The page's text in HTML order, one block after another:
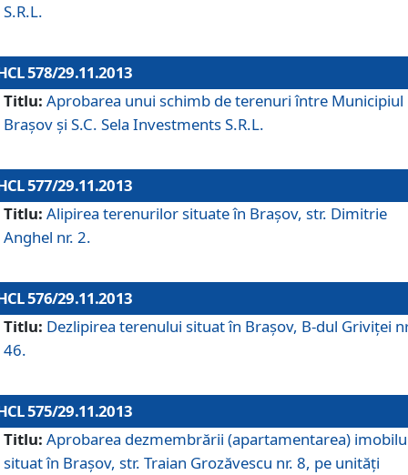
S.R.L.
578/29.11.2013
Titlu: Aprobarea unui schimb de terenuri între Municipiul
Braşov şi S.C. Sela Investments S.R.L.
577/29.11.2013
Titlu: Alipirea terenurilor situate în Braşov, str. Dimitrie
Anghel nr. 2.
576/29.11.2013
Titlu: Dezlipirea terenului situat în Braşov, B-dul Griviţei
46.
575/29.11.2013
Titlu: Aprobarea dezmembrării (apartamentarea)
situat în Braşov, str. Traian Grozăvescu nr. 8, pe unităţi